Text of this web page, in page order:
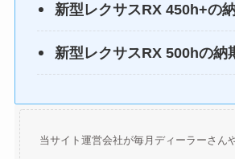
新型レクサスRX 450h+の
新型レクサスRX 500hの納
当サイト運営会社が毎月ディーラーさん